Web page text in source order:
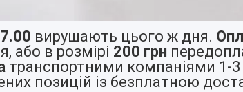
вирушають цього ж дня.
або в розмірі 200 грн
транспортними компаніями 1-3
позицій із безплатною